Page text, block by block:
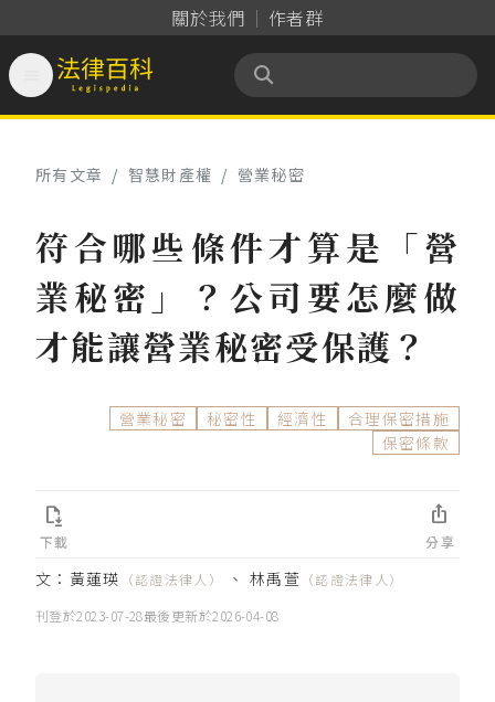
關於我們 作者群
法律百科 Legispedia
所有文章 / 智慧財產權 / 營業秘密
符合哪些條件才算是「營
業秘密」？公司要怎麼做
才能讓營業秘密受保護？
營業秘密 秘密性 經濟性
合理保密措施
保密條款
文： 黃蓮瑛 （認證法律人） 、 林禹萱 （認證法律人）
刊登於2023-07-28最後更新於2026-04-08
下載

分享
